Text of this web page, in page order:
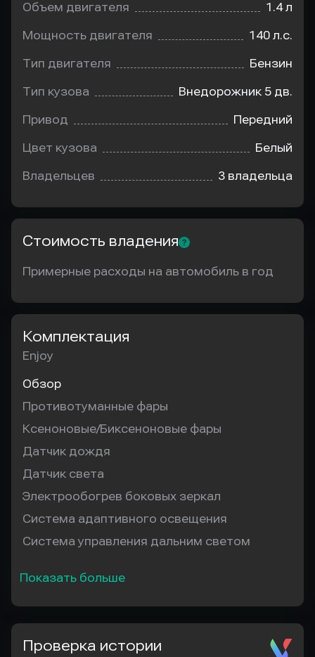
Объем двигателя 1.4 л
Мощность двигателя 140 л.с.
Тип двигателя Бензин
Тип кузова Внедорожник 5 дв.
Привод Передний
Цвет кузова Белый
Владельцев 3 владельца
Стоимость владения
Примерные расходы на автомобиль в год
Комплектация
Enjoy
Обзор
Противотуманные фары
Ксеноновые/Биксеноновые фары
Датчик дождя
Датчик света
Электрообогрев боковых зеркал
Система адаптивного освещения
Система управления дальним светом
Показать больше
Проверка истории